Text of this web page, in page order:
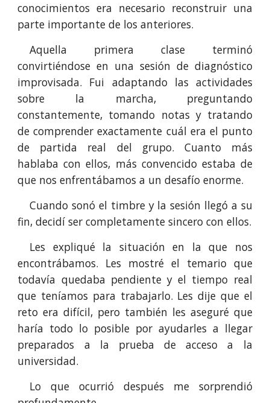
conocimientos era necesario reconstruir una
parte importante de los anteriores.
Aquella primera clase terminó
convirtiéndose en una sesión de diagnóstico
improvisada. Fui adaptando las actividades
sobre la marcha, preguntando
constantemente, tomando notas y tratando
de comprender exactamente cuál era el punto
de partida real del grupo. Cuanto más
hablaba con ellos, más convencido estaba de
que nos enfrentábamos a un desafío enorme.
Cuando sonó el timbre y la sesión llegó a su
fin, decidí ser completamente sincero con ellos.
Les expliqué la situación en la que nos
encontrábamos. Les mostré el temario que
todavía quedaba pendiente y el tiempo real
que teníamos para trabajarlo. Les dije que el
reto era difícil, pero también les aseguré que
haría todo lo posible por ayudarles a llegar
preparados a la prueba de acceso a la
universidad.
Lo que ocurrió después me sorprendió